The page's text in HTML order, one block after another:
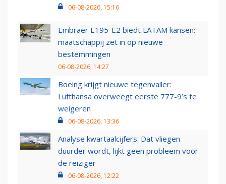
06-08-2026, 15:16
Embraer E195-E2 biedt LATAM kansen:
maatschappij zet in op nieuwe
bestemmingen
06-08-2026, 14:27
Boeing krijgt nieuwe tegenvaller:
Lufthansa overweegt eerste 777-9’s te
weigeren
06-08-2026, 13:36
Analyse kwartaalcijfers: Dat vliegen
duurder wordt, lijkt geen probleem voor
de reiziger
06-08-2026, 12:22